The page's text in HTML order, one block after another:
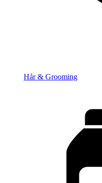
Hår & Grooming